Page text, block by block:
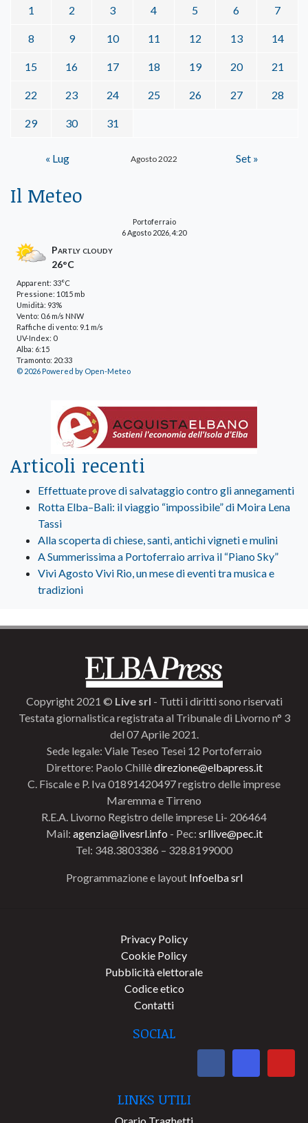
Agosto 2022
1 2 3 4 5 6 7
8 9 10 11 12 13 14
15 16 17 18 19 20 21
22 23 24 25 26 27 28
29 30 31
« Lug Set »
Il Meteo
Portoferraio
6 Agosto 2026, 4:20
Partly cloudy
26°C
Apparent: 33°C
Pressione: 1015 mb
Umidità: 93%
Vento: 0.6 m/s NNW
Raffiche di vento: 9.1 m/s
UV-Index: 0
Alba: 6:15
Tramonto: 20:33
© 2026 Powered by Open-Meteo
Articoli recenti
Effettuate prove di salvataggio contro gli annegamenti
Rotta Elba–Bali: il viaggio “impossibile” di Moira Lena
Tassi
Alla scoperta di chiese, santi, antichi vigneti e mulini
A Summerissima a Portoferraio arriva il “Piano Sky”
Vivi Agosto Vivi Rio, un mese di eventi tra musica e
tradizioni
Copyright 2021 © Live srl - Tutti i diritti sono riservati
Testata giornalistica registrata al Tribunale di Livorno n° 3
del 07 Aprile 2021.
Sede legale: Viale Teseo Tesei 12 Portoferraio
Direttore: Paolo Chillèdirezione@elbapress.it
C. Fiscale e P. Iva 01891420497 registro delle imprese
Maremma e Tirreno
R.E.A. Livorno Registro delle imprese Li- 206464
Mail: agenzia@livesrl.info - Pec: srllive@pec.it
Tel: 348.3803386 – 328.8199000
Programmazione e layout Infoelba srl
Privacy Policy
Cookie Policy
Pubblicità elettorale
Codice etico
Contatti
SOCIAL
LINKS UTILI